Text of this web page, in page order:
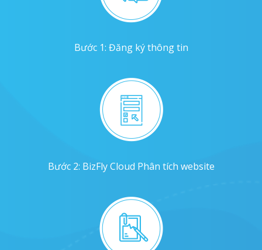
Bước 1: Đăng ký thông tin
Bước 2: BizFly Cloud Phân tích website